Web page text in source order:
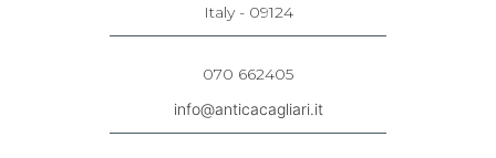
Italy - 09124
070 662405
info@anticacagliari.it